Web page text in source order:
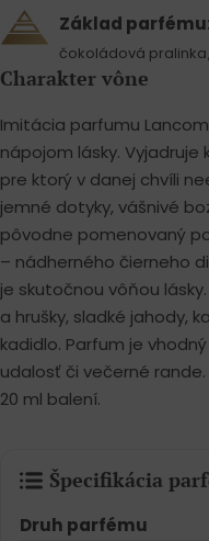
Základ
čokoládová pralinka
Charakter vône
Imitácia parfumu
nápojom lásky. Vyjadruje
pre ktorý v danej chvíli
jemné dotyky, vášnivé
pôvodne pomenovaný
– nádherného čierneho
je skutočnou vôňou
a hrušky, sladké jahody,
kadidlo. Parfum je
udalosť či večerné
20 ml balení.
Špecifikácia
Druh parfému